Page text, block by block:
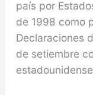
país por
de 1998 como
Declaraciones
de setiembre